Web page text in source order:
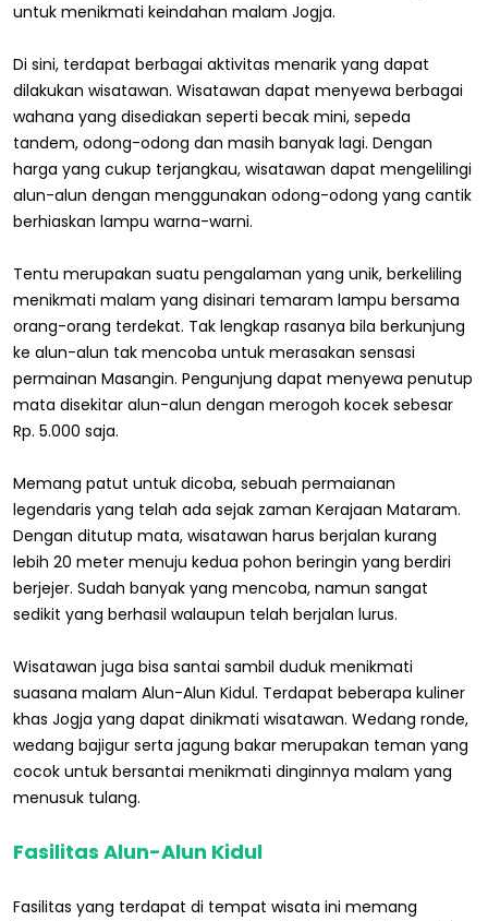
untuk menikmati keindahan malam Jogja.
Di sini, terdapat berbagai aktivitas menarik yang dapat
dilakukan wisatawan. Wisatawan dapat menyewa berbagai
wahana yang disediakan seperti becak mini, sepeda
tandem, odong-odong dan masih banyak lagi. Dengan
harga yang cukup terjangkau, wisatawan dapat mengelilingi
alun-alun dengan menggunakan odong-odong yang cantik
berhiaskan lampu warna-warni.
Tentu merupakan suatu pengalaman yang unik, berkeliling
menikmati malam yang disinari temaram lampu bersama
orang-orang terdekat. Tak lengkap rasanya bila berkunjung
ke alun-alun tak mencoba untuk merasakan sensasi
permainan Masangin. Pengunjung dapat menyewa penutup
mata disekitar alun-alun dengan merogoh kocek sebesar
Rp. 5.000 saja.
Memang patut untuk dicoba, sebuah permaianan
legendaris yang telah ada sejak zaman Kerajaan Mataram.
Dengan ditutup mata, wisatawan harus berjalan kurang
lebih 20 meter menuju kedua pohon beringin yang berdiri
berjejer. Sudah banyak yang mencoba, namun sangat
sedikit yang berhasil walaupun telah berjalan lurus.
Wisatawan juga bisa santai sambil duduk menikmati
suasana malam Alun-Alun Kidul. Terdapat beberapa kuliner
khas Jogja yang dapat dinikmati wisatawan. Wedang ronde,
wedang bajigur serta jagung bakar merupakan teman yang
cocok untuk bersantai menikmati dinginnya malam yang
menusuk tulang.
Fasilitas Alun-Alun Kidul
Fasilitas yang terdapat di tempat wisata ini memang